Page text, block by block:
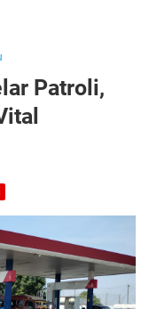
Patroli,